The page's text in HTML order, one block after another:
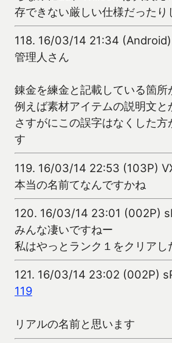
存できない厳しい仕様だったり
118. 16/03/14 21:34
管理人さん
錬金を練金と記載している箇所
例えば素材アイテムの説明文と
さすがにこの誤字はなくした方
す
119. 16/03/14 22:53 (103P)
本当の名前てなんですかね
120. 16/03/14 23:01 (002P)
みんな凄いですねー
私はやっとランク１をクリアし
121. 16/03/14 23:02 (002P)
119
リアルの名前と思います